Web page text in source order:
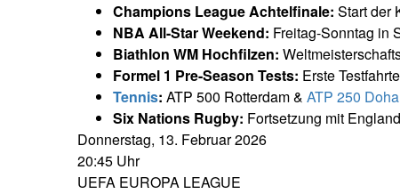
Champions League Achtelfinale: Start der
NBA All-Star Weekend: Freitag-Sonntag in
Biathlon WM Hochfilzen:
Formel 1 Pre-Season Tests: Erste
Tennis: ATP 500 Rotterdam & ATP 250 Doha
Six Nations Rugby: Fortsetzung mit
Donnerstag, 13. Februar 2026
20:45 Uhr
UEFA EUROPA LEAGUE